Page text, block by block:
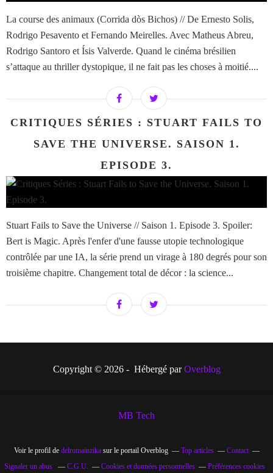
La course des animaux (Corrida dòs Bichos) // De Ernesto Solis,
Rodrigo Pesavento et Fernando Meirelles. Avec Matheus Abreu,
Rodrigo Santoro et Ísis Valverde. Quand le cinéma brésilien
s’attaque au thriller dystopique, il ne fait pas les choses à moitié....
CRITIQUES SÉRIES : STUART FAILS TO
SAVE THE UNIVERSE. SAISON 1.
EPISODE 3.
Stuart Fails to Save the Universe // Saison 1. Episode 3. Spoiler:
Bert is Magic. Après l'enfer d'une fausse utopie technologique
contrôlée par une IA, la série prend un virage à 180 degrés pour son
troisième chapitre. Changement total de décor : la science...
Copyright © 2026 - Hébergé parOverblog
MB Tech
Voir le profil de delromainzikasur le portail Overblog Top articles
Contact
Signaler un abus
C.G.U. Cookies et données personnelles Préférences cookies